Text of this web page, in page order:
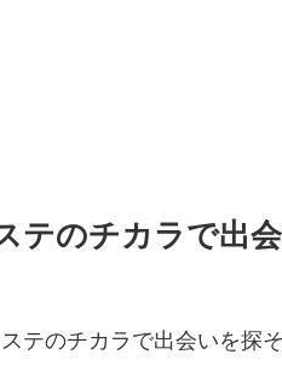
テのチカラで出
ステのチカラで出会いを探